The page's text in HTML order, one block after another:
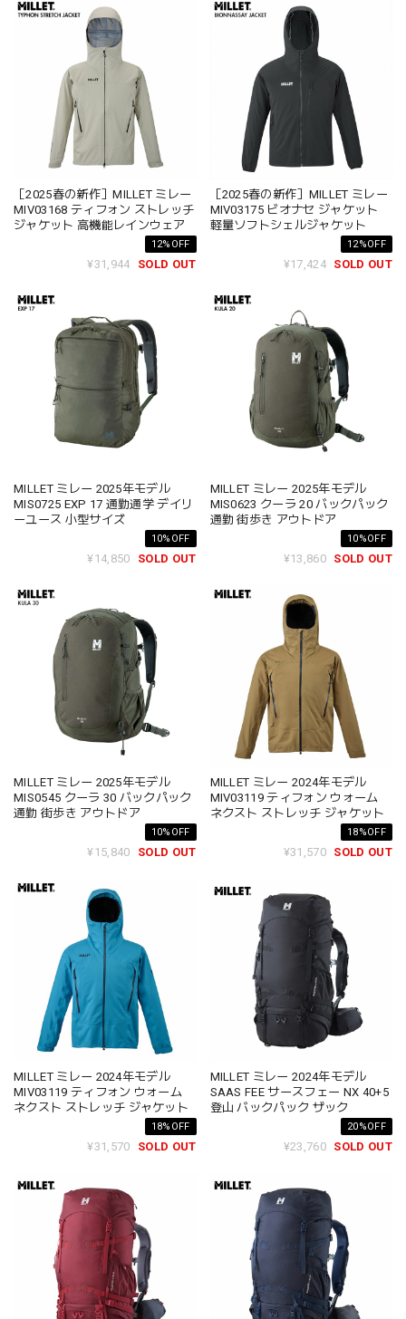
［2025春の新作］MILLET ミレー
MIV03168 ティフォン ストレッチ
ジャケット 高機能レインウェア
12%OFF
¥31,944 SOLD OUT
［2025春の新作］MILLET ミレー
MIV03175 ビオナセ ジャケット
軽量ソフトシェルジャケット
12%OFF
¥17,424 SOLD OUT
MILLET ミレー 2025年モデル
MIS0725 EXP 17 通勤通学 デイリ
ーユース 小型サイズ
10%OFF
¥14,850 SOLD OUT
MILLET ミレー 2025年モデル
MIS0623 クーラ 20 バックパック
通勤 街歩き アウトドア
10%OFF
¥13,860 SOLD OUT
MILLET ミレー 2025年モデル
MIS0545 クーラ 30 バックパック
通勤 街歩き アウトドア
10%OFF
¥15,840 SOLD OUT
MILLET ミレー 2024年モデル
MIV03119 ティフォン ウォーム
ネクスト ストレッチ ジャケット
18%OFF
¥31,570 SOLD OUT
MILLET ミレー 2024年モデル
MIV03119 ティフォン ウォーム
ネクスト ストレッチ ジャケット
18%OFF
¥31,570 SOLD OUT
MILLET ミレー 2024年モデル
SAAS FEE サースフェー NX 40+5
登山 バックパック ザック
20%OFF
¥23,760 SOLD OUT